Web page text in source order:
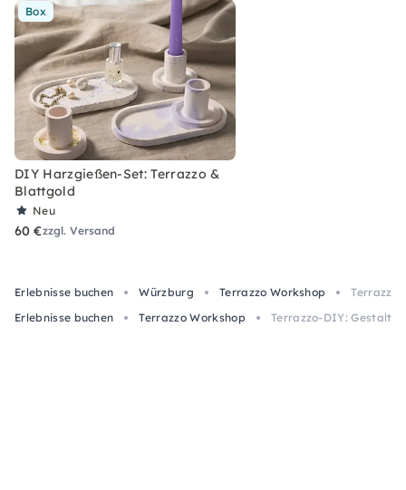
Box
DIY Harzgießen-Set: Terrazzo &
Blattgold
Neu
60 €zzgl. Versand
Erlebnisse buchen Würzburg Terrazzo Workshop
Erlebnisse buchen
Terrazzo Workshop Terrazzo-DIY: Gestalte